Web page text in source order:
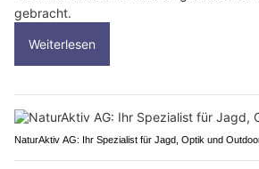
gebracht.
Weiterlesen
NaturAktiv AG: Ihr Spezialist für Jagd, Optik und